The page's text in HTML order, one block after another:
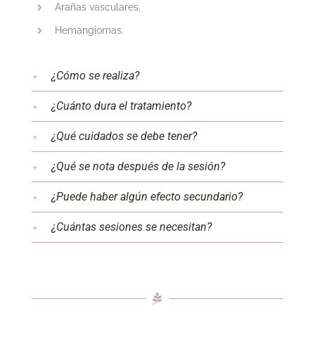
Arañas vasculares.
Hemangiomas.
¿Cómo se realiza?
¿Cuánto dura el tratamiento?
¿Qué cuidados se debe tener?
¿Qué se nota después de la sesión?
¿Puede haber algún efecto secundario?
¿Cuántas sesiones se necesitan?